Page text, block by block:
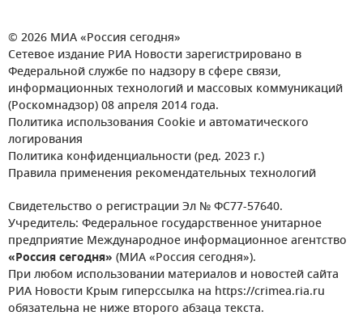
© 2026 МИА «Россия сегодня»
Сетевое издание РИА Новости зарегистрировано в
Федеральной службе по надзору в сфере связи,
информационных технологий и массовых коммуникаций
(Роскомнадзор) 08 апреля 2014 года.
Политика использования Cookie и автоматического
логирования
Политика конфиденциальности (ред. 2023 г.)
Правила применения рекомендательных технологий
Свидетельство о регистрации Эл № ФС77-57640.
Учредитель: Федеральное государственное унитарное
предприятие Международное информационное агентство
«Россия сегодня» (МИА «Россия сегодня»).
При любом использовании материалов и новостей сайта
РИА Новости Крым гиперссылка на https://crimea.ria.ru
обязательна не ниже второго абзаца текста.